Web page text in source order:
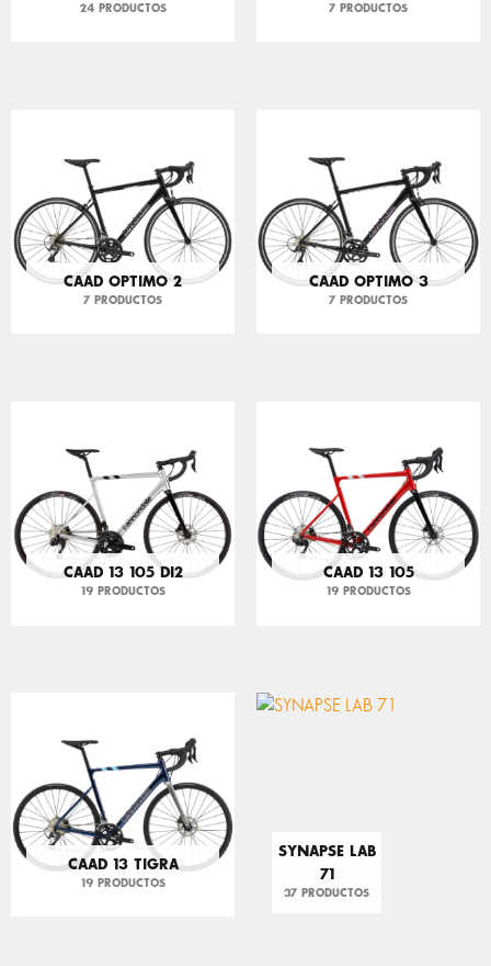
24 PRODUCTOS 7 PRODUCTOS
CAAD OPTIMO 2
7 PRODUCTOS
CAAD OPTIMO 3
7 PRODUCTOS
CAAD 13 105 DI2
19 PRODUCTOS
CAAD 13 105
19 PRODUCTOS
CAAD 13 TIGRA
19 PRODUCTOS
SYNAPSE LAB
71
37 PRODUCTOS